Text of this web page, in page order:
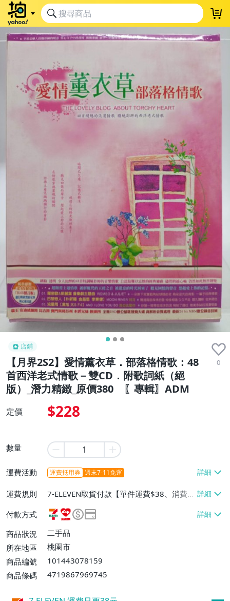
店鋪
【月界2S2】愛情薰衣草．部落格情歌：48
首西洋老式情歌－雙CD．附歌詞紙（絕
版）_潛力精緻_原價380 〖專輯〗ADM
0
定價 $228
數量
運費活動 運費抵用券 週末7-11免運
運費規則
7-ELEVEN取貨付款【單件運費$38、消費滿
$490免運費】、7-ELEVEN取貨不付款【單
件運費$38、消費滿$490免運費】、萊爾富
取貨付款【單件運費$60、消費滿$490免運
費】、宅配/貨運【單件運費$120、消費滿
付款方式
商品狀況
二手品
所在地區
桃園市
商品編號
101443078159
商品條碼
4719867969745